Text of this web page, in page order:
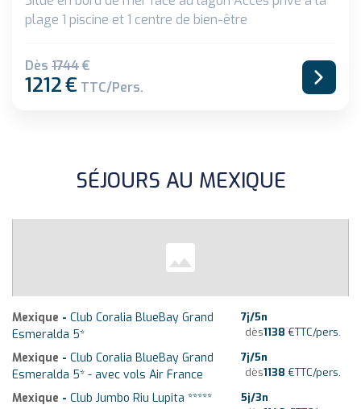
plage 1 piscine et 1 centre de bien-être
Dès 1744€
1212€ TTC/pers.
SÉJOURS AU MEXIQUE
Mexique - Club Coralia BlueBay Grand
Esmeralda 5*
7j/5n
dès1138 €TTC/pers.
Mexique - Club Coralia BlueBay Grand
Esmeralda 5* - avec vols Air France
7j/5n
dès1138 €TTC/pers.
Mexique - Club Jumbo Riu Lupita ***** 5j/3n